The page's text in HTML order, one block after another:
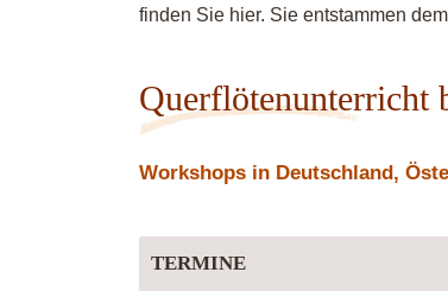
finden Sie hier. Sie entstammen
Querflötenunterricht
Workshops in Deutschland,
TERMINE